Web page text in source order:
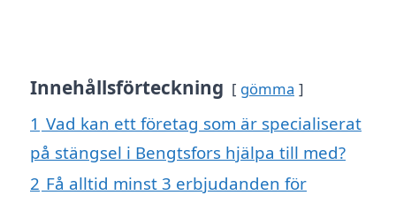
Innehållsförteckning gömma
1 Vad kan ett företag som är specialiserat
på stängsel i Bengtsfors hjälpa till med?
2 Få alltid minst 3 erbjudanden för